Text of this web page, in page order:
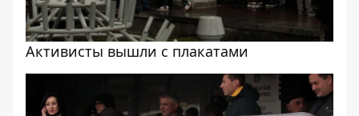
Активисты вышли с плакатами